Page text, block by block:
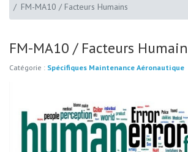
FM-MA10 / Facteurs Humains
FM-MA10 / Facteurs
Catégorie : Spécifiques Maintenance Aéronautique